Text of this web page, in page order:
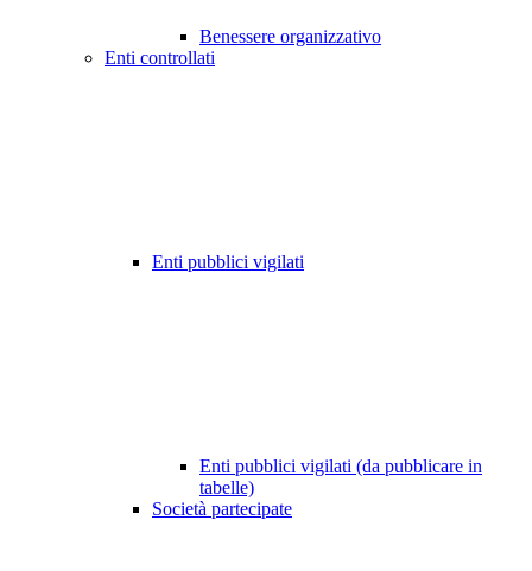
Benessere organizzativo
Enti controllati
Enti pubblici vigilati
Enti pubblici vigilati (da pubblicare in
tabelle)
Società partecipate